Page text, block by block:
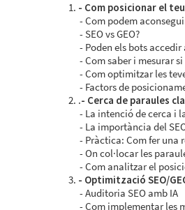
- Com posicionar el
Com podem
SEO vs GEO?
Poden els bots
Com saber i mesurar
Com optimitzar les
Factors de
.- Cerca de paraules
La intenció de cerca i
La importància del
Pràctica: Com fer una
On col·locar les
Com analitzar el
- Optimització SEO/
Auditoria SEO amb IA
Com implementar les